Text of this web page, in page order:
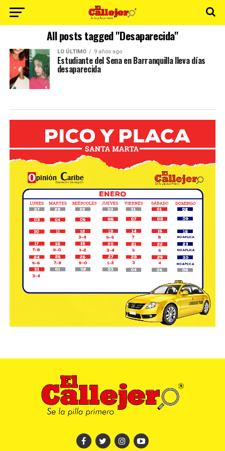
All posts tagged "Desaparecida"
LO ÚLTIMO 9 años ago
Estudiante del Sena en Barranquilla lleva días
desaparecida